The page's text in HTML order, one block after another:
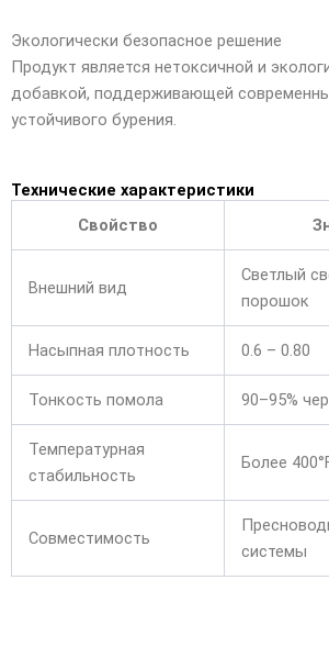
Экологически безопасное решение
Продукт является нетоксичной и
добавкой, поддерживающей
устойчивого бурения.
Технические характеристики
Свойство
Внешний вид
Светлый
порошок
Насыпная плотность 0.6 – 0.80
Тонкость помола 90–95%
Температурная
стабильность
Более
Совместимость
системы